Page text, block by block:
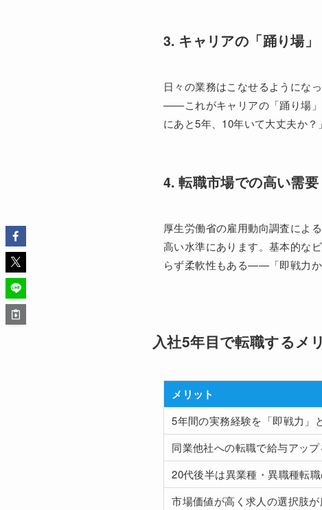
3. キャリアの「踊り場」
日々の業務はこなせるようにな
——これがキャリアの「踊り場」
にあと5年、10年いて大丈夫か？
4. 転職市場での高い需要
厚生労働省の雇用動向調査によ
高い水準にあります。基本的な
らず柔軟性もある——「即戦力か
入社5年目で転職するメ
メリット
5年間の実務経験を「即戦力」
同業他社への転職で給与アップ
20代後半は異業種・異職種転
市場価値が高く求人の選択肢が